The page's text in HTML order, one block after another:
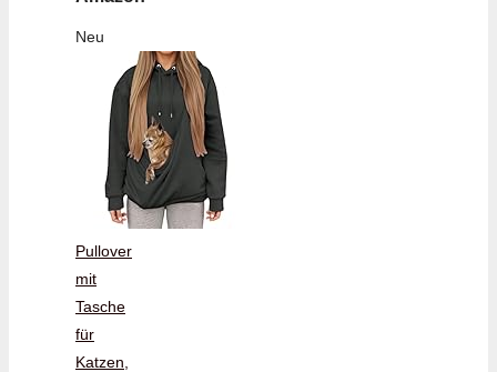
Neu
Pullover
mit
Tasche
für
Katzen,